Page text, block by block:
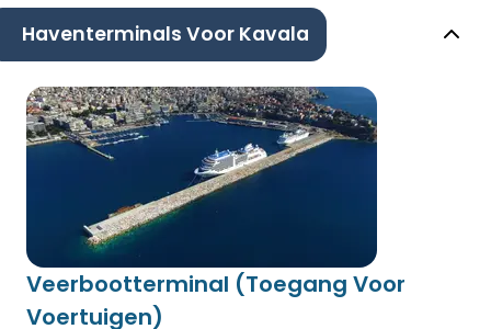
Haventerminals Voor Kavala
Veerbootterminal (Toegang Voor
Voertuigen)